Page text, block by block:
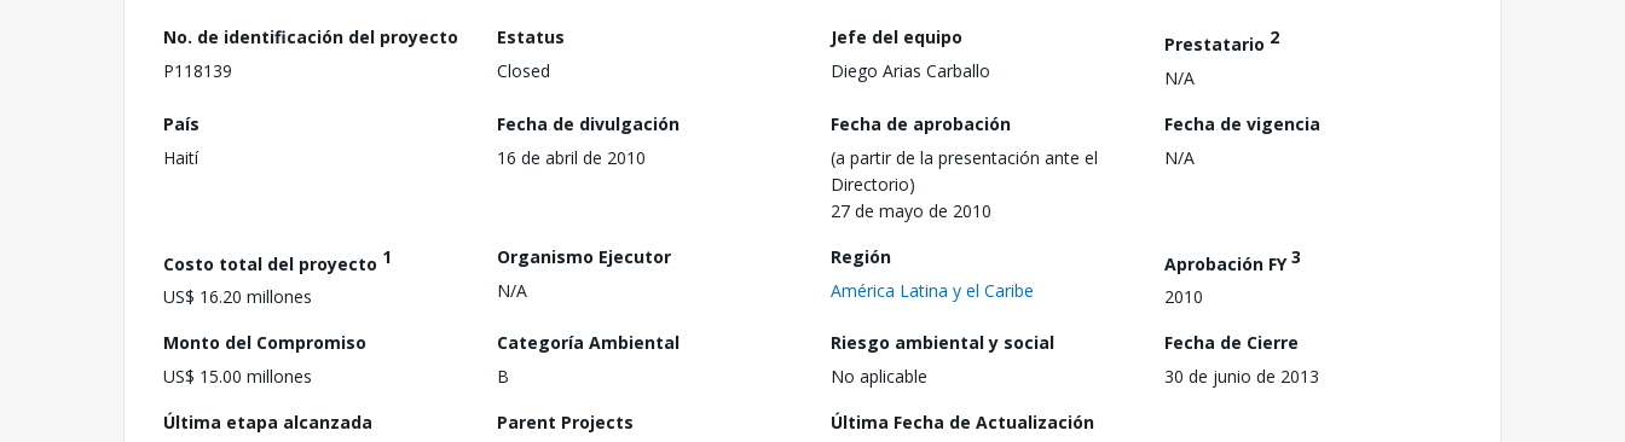
No. de identificación del proyecto
P118139
Estatus
Closed
Jefe del equipo
Diego Arias Carballo
Prestatario 2
N/A
País
Haití
Fecha de divulgación
16 de abril de 2010
Fecha de aprobación
(a partir de la presentación ante el
Directorio)
27 de mayo de 2010
Fecha de vigencia
N/A
Costo total del proyecto 1
US$ 16.20 millones
Organismo Ejecutor
N/A
Región
América Latina y el Caribe
Aprobación FY3
2010
Monto del Compromiso
US$ 15.00 millones
Categoría Ambiental
B
Riesgo ambiental y social
No aplicable
Fecha de Cierre
30 de junio de 2013
Última etapa alcanzada
Parent Projects
Última Fecha de Actualización